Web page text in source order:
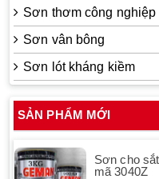
Sơn thơm công nghiệp
Sơn vân bông
Sơn lót kháng kiềm
SẢN PHẨM MỚI
Sơn cho
mã 3040Z